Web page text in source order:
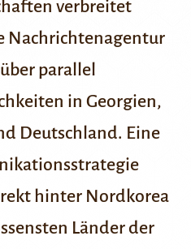
verbreitet
Nachrichtenagentur
parallel
in Georgien,
Deutschland. Eine
hinter Nordkorea
Länder der